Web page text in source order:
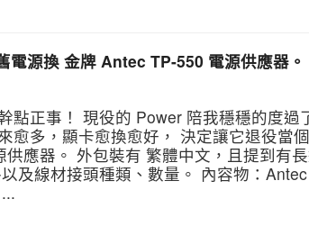
源換 金牌 Antec TP-550 電源供應器。
正事！ 現役的 Power 陪我穩穩的度過
愈多，顯卡愈換愈好， 決定讓它退役當
應器。 外包裝有 繁體中文，且提到有
及線材接頭種類、數量。 內容物：Antec